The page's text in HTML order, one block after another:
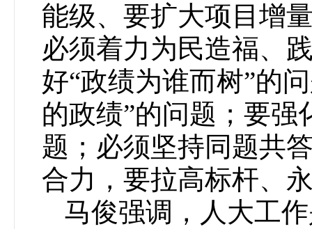
能级、要扩大项目增
必须着力为民造福、
好“政绩为谁而树”的
的政绩”的问题；要强
题；必须坚持同题共
合力，要拉高标杆、
马俊强调，人大工